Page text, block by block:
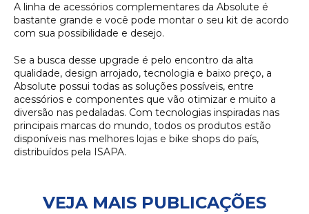
A linha de acessórios complementares da Absolute é
bastante grande e você pode montar o seu kit de acordo
com sua possibilidade e desejo.
Se a busca desse upgrade é pelo encontro da alta
qualidade, design arrojado, tecnologia e baixo preço, a
Absolute possui todas as soluções possíveis, entre
acessórios e componentes que vão otimizar e muito a
diversão nas pedaladas. Com tecnologias inspiradas nas
principais marcas do mundo, todos os produtos estão
disponíveis nas melhores lojas e bike shops do país,
distribuídos pela ISAPA.
VEJA MAIS PUBLICAÇÕES